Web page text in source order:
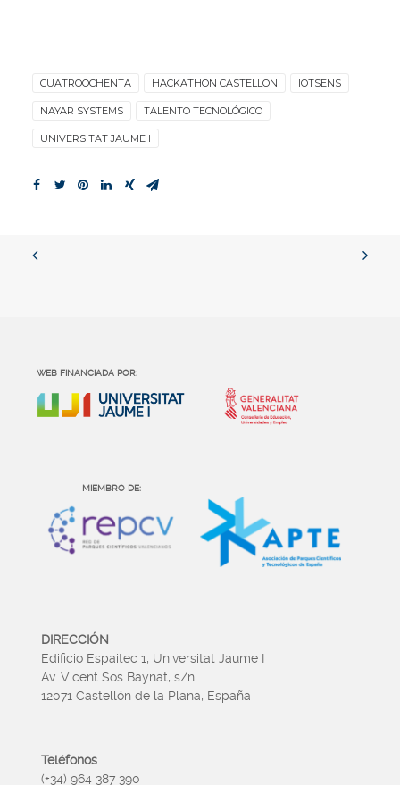
CUATROOCHENTA HACKATHON CASTELLON IOTSENS
NAYAR SYSTEMS TALENTO TECNOLÓGICO
UNIVERSITAT JAUME I
WEB FINANCIADA POR:
MIEMBRO DE:
DIRECCIÓN
Edificio Espaitec 1, Universitat Jaume I
Av. Vicent Sos Baynat, s/n
12071 Castellón de la Plana, España
Teléfonos
(+34) 964 387 390